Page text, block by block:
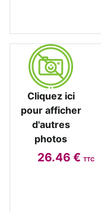
Cliquez ici
pour afficher
d'autres
photos
26.46 € TTC